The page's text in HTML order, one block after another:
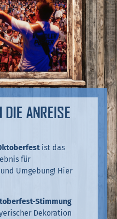
ANREISE
ist das
für
Umgebung! Hier
Stimmung
Dekoration